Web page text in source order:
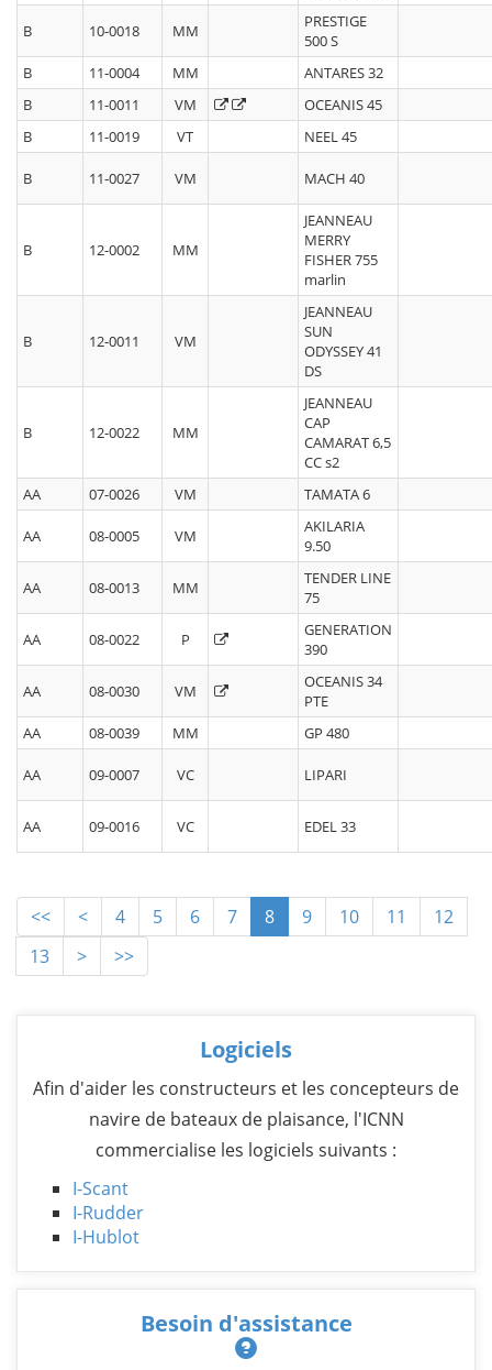
B 10-0018 MM
PRESTIGE
500 S
B
11-0004 MM
ANTARES 32
B
11-0011 VM
OCEANIS 45
B
11-0019 VT NEEL 45
B 11-0027 VM MACH 40
B 12-0002 MM
JEANNEAU
MERRY
FISHER 755
marlin
B 12-0011 VM
JEANNEAU
SUN
ODYSSEY 41
DS
B 12-0022 MM
JEANNEAU
CAP
CAMARAT 6,5
CC s2
AA
07-0026 VM TAMATA 6
AA 08-0005 VM
AKILARIA
9.50
AA 08-0013 MM
TENDER LINE
75
AA 08-0022 P
GENERATION
390
AA 08-0030 VM
OCEANIS 34
PTE
AA
08-0039 MM GP 480
AA 09-0007 VC LIPARI
AA 09-0016 VC EDEL 33
<< < 4 5 6 7 8 9 10 11
12
13
> >>
Logiciels
Afin d'aider les constructeurs et les concepteurs de
navire de bateaux de plaisance, l'ICNN
commercialise les logiciels suivants :
I-Scant
I-Rudder
I-Hublot
Besoin d'assistance